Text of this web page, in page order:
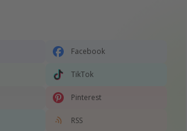
Facebook
TikTok
Pinterest
RSS